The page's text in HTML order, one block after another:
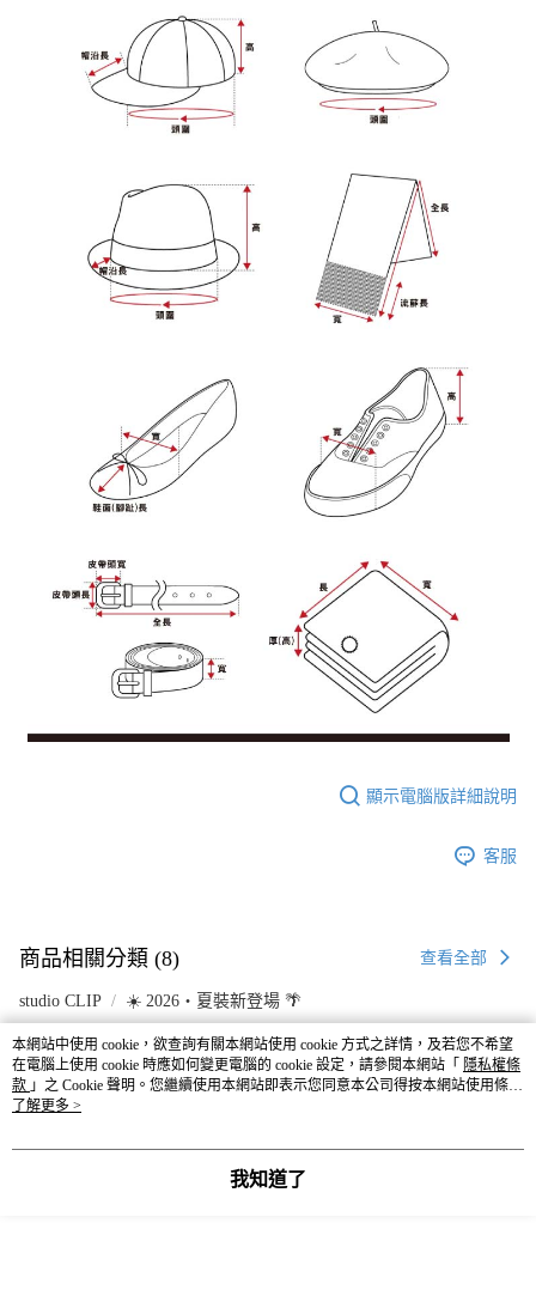
顯示電腦版詳細說明
客服
商品相關分類 (8) 查看全部
studio CLIP ☀️ 2026・夏裝新登場 🌴
💥網路限定價🎉 studio CLIP
本分類熱銷全站排行
本網站中使用 cookie，欲查詢有關本網站使用 cookie 方式之詳情，及若您不希望
在電腦上使用 cookie 時應如何變更電腦的 cookie 設定，請參閱本網站「 隱私權條
款 」之 Cookie 聲明。您繼續使用本網站即表示您同意本公司得按本網站使用條款
之 Cookie 聲明使用 cookie。
了解更多 >
我知道了